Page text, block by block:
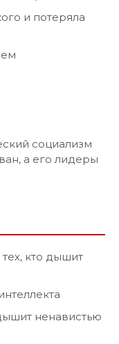
и потеряла
социализм
а его лидеры
тех, кто дышит
ненавистью